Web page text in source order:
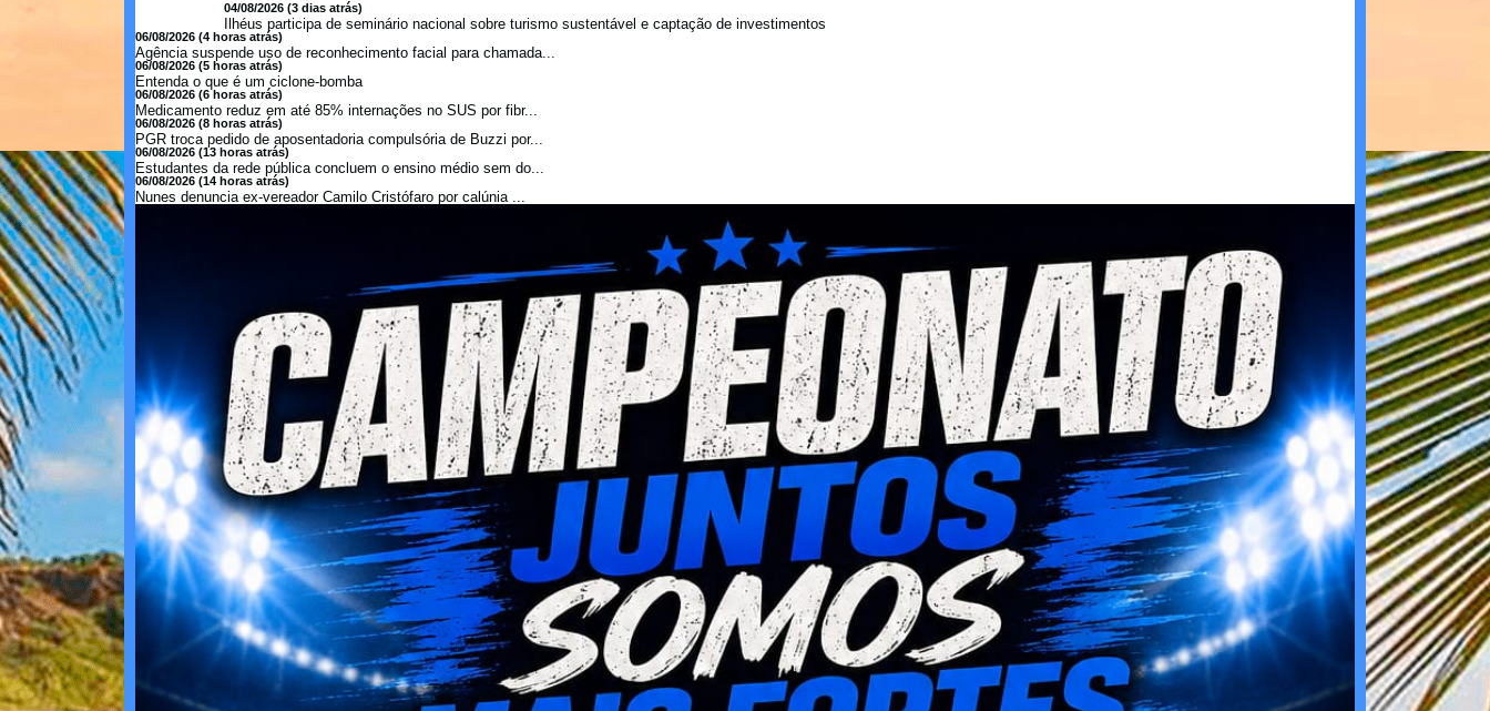
04/08/2026 (3 dias atrás)
Ilhéus participa de seminário nacional sobre turismo sustentável e captação de investimentos
06/08/2026 (4 horas atrás)
Agência suspende uso de reconhecimento facial para chamada...
06/08/2026 (5 horas atrás)
Entenda o que é um ciclone-bomba
06/08/2026 (6 horas atrás)
Medicamento reduz em até 85% internações no SUS por fibr...
06/08/2026 (8 horas atrás)
PGR troca pedido de aposentadoria compulsória de Buzzi por...
06/08/2026 (13 horas atrás)
Estudantes da rede pública concluem o ensino médio sem do...
06/08/2026 (14 horas atrás)
Nunes denuncia ex-vereador Camilo Cristófaro por calúnia ...